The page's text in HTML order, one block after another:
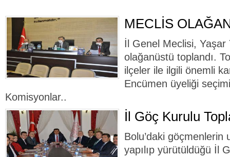
MECLİS
İl Genel Meclisi, Yaşar
olağanüstü toplandı.
ilçeler ile ilgili önemli
Encümen üyeliği
Komisyonlar..
İl Göç Kurulu
Bolu’daki göçmenlerin
yapılıp yürütüldüğü İl